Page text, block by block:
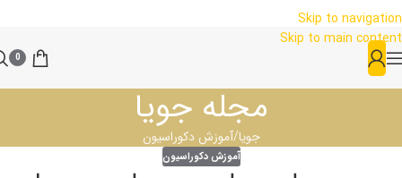
Skip to navigation
Skip to main content
0
مجله جویا
جویا آموزش دکوراسیون
آموزش دکوراسیون